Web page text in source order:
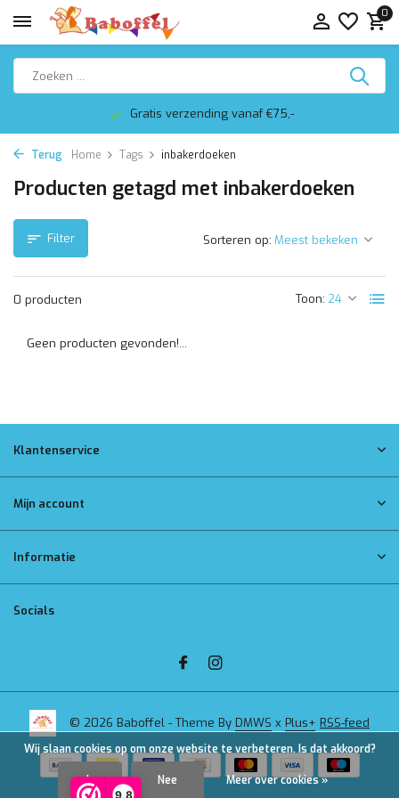
9,8
0
Gratis verzending vanaf €75,-
Terug Home Tags inbakerdoeken
Producten getagd met inbakerdoeken
Filter
0 producten Toon:
Sorteren op:
Geen producten gevonden!...
Klantenservice
Mijn account
Informatie
Socials
© 2026 Baboffel - Theme By DMWS x Plus+ RSS-feed
Wij slaan cookies op om onze website te verbeteren. Is dat akkoord?
Ja Nee Meer over cookies »